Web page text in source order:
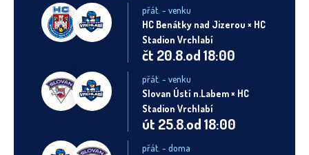
přát. - venku
HC Benátky nad Jizerou × HC
Stadion Vrchlabí
čt 20.8.od 18:00
přát. - venku
Slovan Ústí n.Labem × HC
Stadion Vrchlabí
út 25.8.od 18:00
přát. - doma